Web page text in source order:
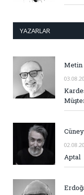
YAZARLAR
Metin
Aptal